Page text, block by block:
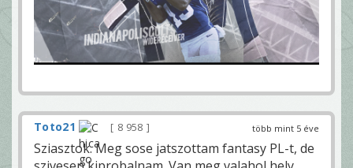
több mint 5 éve
Toto21 8 958
Sziasztok. Meg sose jatszottam fantasy PL-t, de